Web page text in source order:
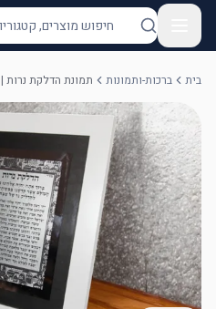
בית ברכות-ותמונות